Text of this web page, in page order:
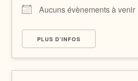
Aucuns évènements à venir
PLUS D’INFOS